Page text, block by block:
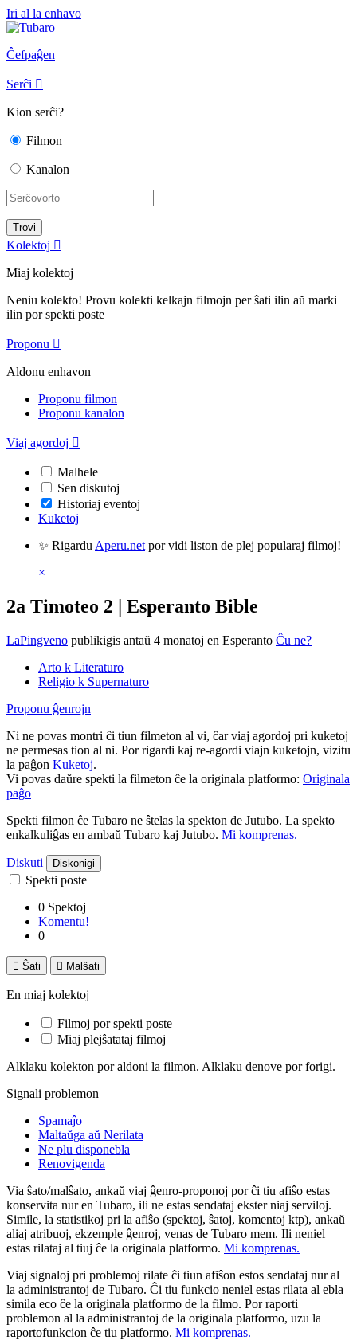
Iri al la enhavo
Ĉefpaĝen
Serĉi 
Kion serĉi?
Filmon
Kanalon
Kolektoj 
Miaj kolektoj
Neniu kolekto! Provu kolekti kelkajn filmojn per ŝati ilin aŭ marki
ilin por spekti poste
Proponu 
Aldonu enhavon
Proponu filmon
Proponu kanalon
Viaj agordoj 
Malhele
Sen diskutoj
Historiaj eventoj
Kuketoj
✨ Rigardu Aperu.net por vidi liston de plej popularaj filmoj!
×
2a Timoteo 2 | Esperanto Bible
LaPingveno publikigis antaŭ 4 monatoj en Esperanto Ĉu ne?
Arto k Literaturo
Religio k Supernaturo
Proponu ĝenrojn
Ni ne povas montri ĉi tiun filmeton al vi, ĉar viaj agordoj pri kuketoj
ne permesas tion al ni. Por rigardi kaj re-agordi viajn kuketojn, vizitu
la paĝon Kuketoj.
Vi povas daŭre spekti la filmeton ĉe la originala platformo: Originala
paĝo
Spekti filmon ĉe Tubaro ne ŝtelas la spekton de Jutubo. La spekto
enkalkuliĝas en ambaŭ Tubaro kaj Jutubo. Mi komprenas.
Diskuti Diskonigi
Spekti poste
0 Spektoj
Komentu!
0
 Ŝati  Malŝati
En miaj kolektoj
Filmoj por spekti poste
Miaj plejŝatataj filmoj
Alklaku kolekton por aldoni la filmon. Alklaku denove por forigi.
Signali problemon
Spamaĵo
Maltaŭga aŭ Nerilata
Ne plu disponebla
Renovigenda
Via ŝato/malŝato, ankaŭ viaj ĝenro-proponoj por ĉi tiu afiŝo estas
konservita nur en Tubaro, ili ne estas sendataj ekster niaj serviloj.
Simile, la statistikoj pri la afiŝo (spektoj, ŝatoj, komentoj ktp), ankaŭ
aliaj atribuoj, ekzemple ĝenroj, venas de Tubaro mem. Ili neniel
estas rilataj al tiuj ĉe la originala platformo. Mi komprenas.
Viaj signaloj pri problemoj rilate ĉi tiun afiŝon estos sendataj nur al
la administrantoj de Tubaro. Ĉi tiu funkcio neniel estas rilata al ebla
simila eco ĉe la originala platformo de la filmo. Por raporti
problemon al la administrantoj de la originala platformo, uzu la
raportofunkcion ĉe tiu platformo. Mi komprenas.